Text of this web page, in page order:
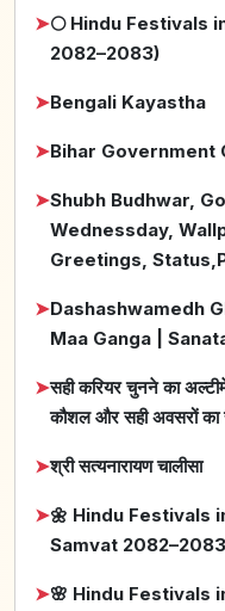
➤🌕 Hindu Festivals
2082–2083)
➤Bengali Kayastha
➤Bihar Government
➤Shubh Budhwar,
Wednessday,
Greetings,
➤Dashashwamedh
Maa Ganga |
➤सही करियर चुनने का
कौशल और सही अवसरों का
➤श्री सत्यनारायण चालीसा
➤🌼 Hindu Festivals
Samvat
➤🌸 Hindu Festivals